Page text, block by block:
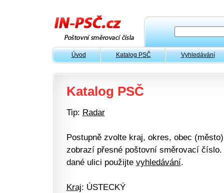
Úvod Katalog PSČ Vyhledávání
Katalog PSČ
Tip: Radar
Postupně zvolte kraj, okres, obec
zobrazí přesné poštovní směrovací
dané ulici použijte vyhledávání.
Kraj: ÚSTECKÝ